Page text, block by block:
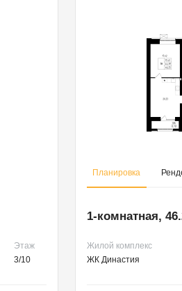
Этаж
3/10
Планировка
1-комнатная,
Жилой комплекс
ЖК Династия